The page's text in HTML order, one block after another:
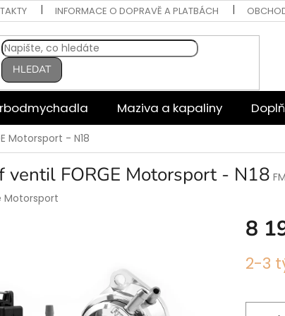
INFORMACE O DOPRAVĚ A PLATBÁCH
HLEDAT
Maziva a kapaliny
Motorsport - N18
ventil FORGE Motorsport - N18
Motorsport
8
cena:
2-3